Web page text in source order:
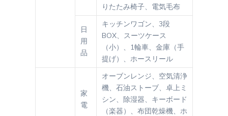
りたたみ椅子、電気毛布
日
用
品
キッチンワゴン、3段
BOX、スーツケース
（小）、1輪車、金庫（手
提げ）、ホースリール
家
電
オーブンレンジ、空気清浄
機、石油ストーブ、卓上ミ
シン、除湿器、キーボード
（楽器）、布団乾燥機、ホ